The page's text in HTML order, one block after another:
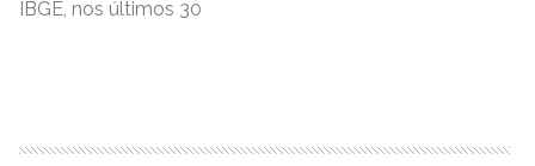
IBGE, nos últimos 30